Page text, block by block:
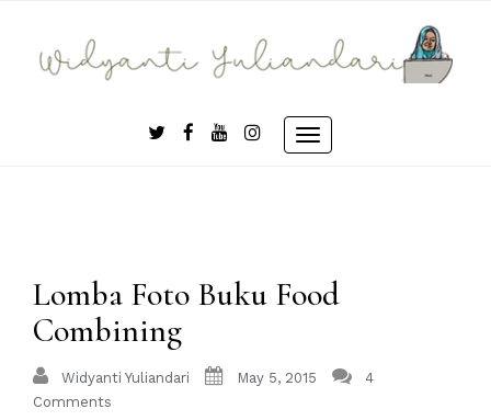
content
Toggle
Lomba Foto Buku Food
Combining
Widyanti Yuliandari May 5, 2015
4
Comments